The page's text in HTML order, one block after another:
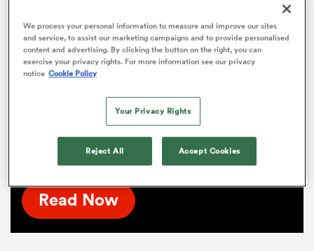
Les notes de la France (vs.
Nouvelle-Zélande)
Voici les notes des joueurs de l'équipe de
France suite à leur victoire contre la Nouvelle-
Zélande 30-29 du 16 novembre 2024.
Read Now
We process your personal information to measure and improve our sites
and service, to assist our marketing campaigns and to provide personalised
content and advertising. By clicking the button on the right, you can
exercise your privacy rights. For more information see our privacy
notice Cookie Policy
Your Privacy Rights
Reject All Accept Cookies